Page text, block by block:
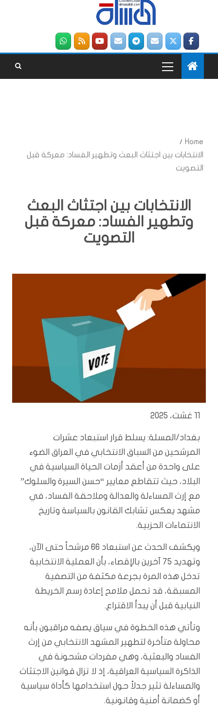
Home
الانتخابات بين اجتثاث البعث وتطهير الفساد: معركة قبل
التصويت
الانتخابات بين اجتثاث البعث
وتطهير الفساد: معركة قبل
التصويت
11 غشت، 2025
بغداد/المسلة: يسلط قرار استبعاد عشرات
المرشحين من السباق الانتخابي في العراق الضوء
على واحدة من أعقد أزمات الحياة السياسية في
البلاد، حيث تتقاطع معايير “حسن السيرة والسلوك”
مع إرث المساءلة والعدالة وملاحقة الفساد، في
مشهد يعكس تشابك القانون بالسياسة وتاريخ
الانتماءات الحزبية.
ويكشف الحدث عن استبعاد 66 مرشحاً حتى الآن،
وتهديد 75 آخرين بالإقصاء، بأن العملية الانتخابية
تدخل هذه المرة بجرعة مكثفة من التصفية
المسبقة، قد تحمل ملامح إعادة رسم الخريطة
النيابية قبل أن يبدأ الاقتراع.
وتأتي هذه الخطوة في سياق يصفه مراقبون بأنه
محاولة متأخرة لتطهير المشهد الانتخابي من إرث
الفساد والبعثية، وهي مفردات مشحونة في
الذاكرة السياسية العراقية، إذ لا تزال قوانين الاجتثاث
والمساءلة تثير جدلاً حول استخدامها كأداة سياسية
أو كضمانة أمنية وقانونية.